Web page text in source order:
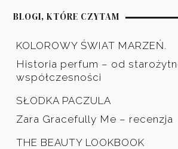
BLOGI, KTÓRE CZYTAM
KOLOROWY ŚWIAT MARZEŃ.
Historia perfum – od
współczesności
SŁODKA PACZULA
Zara Gracefully Me – recenzja
THE BEAUTY LOOKBOOK